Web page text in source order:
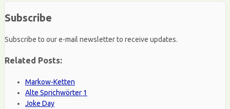
Subscribe
Subscribe to our e-mail newsletter to receive updates.
Related Posts:
Markow-Ketten
Alte Sprichwörter 1
Joke Day